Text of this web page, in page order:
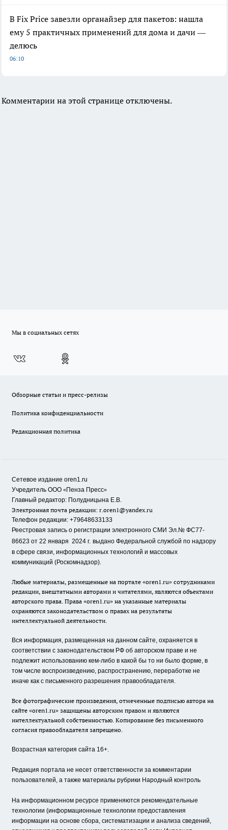
В Fix Price завезли органайзер для пакетов: нашла
ему 5 практичных применений для дома и дачи —
делюсь
06:10
Комментарии на этой странице отключены.
Мы в социальных сетях
Обзорные статьи и пресс-релизы
Политика конфиденциальности
Редакционная политика
Сетевое издание oren1.ru
Учредитель ООО «Пенза Пресс»
Главный редактор: Полудницына Е.В.
Электронная почта редакции: r.oren1@yandex.ru
Телефон редакции: +79648633133
Реестровая запись о регистрации электронного СМИ Эл.№ ФС77-
86623 от 22 января 2024 г. выдано Федеральной службой по надзору
в сфере связи, информационных технологий и массовых
коммуникаций (Роскомнадзор).
Любые материалы, размещенные на портале «oren1.ru» сотрудниками
редакции, внештатными авторами и читателями, являются объектами
авторского права. Права «oren1.ru» на указанные материалы
охраняются законодательством о правах на результаты
интеллектуальной деятельности.
Вся информация, размещенная на данном сайте, охраняется в
соответствии с законодательством РФ об авторском праве и не
подлежит использованию кем-либо в какой бы то ни было форме, в
том числе воспроизведению, распространению, переработке не
иначе как с письменного разрешения правообладателя.
Все фотографические произведения, отмеченные подписью автора на
сайте «oren1.ru» защищены авторским правом и являются
интеллектуальной собственностью. Копирование без письменного
согласия правообладателя запрещено.
Возрастная категория сайта 16+.
Редакция портала не несет ответственности за комментарии
пользователей, а также материалы рубрики Народный контроль
На информационном ресурсе применяются рекомендательные
технологии (информационные технологии предоставления
информации на основе сбора, систематизации и анализа сведений,